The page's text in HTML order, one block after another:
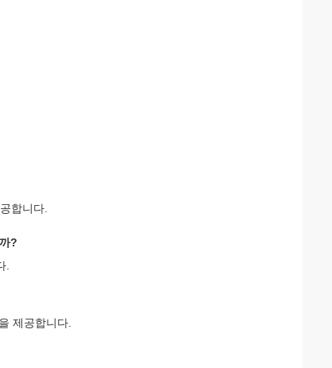
합니다.
?
.
제공합니다.